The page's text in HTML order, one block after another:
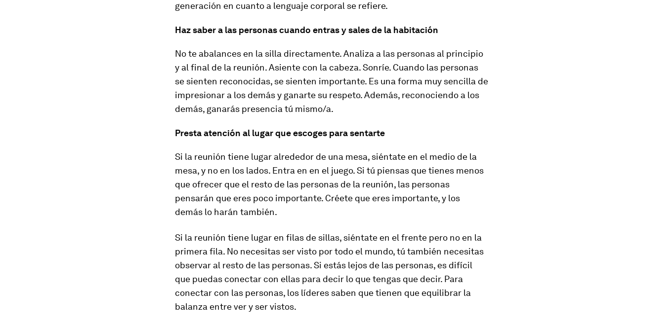
generación en cuanto a lenguaje corporal se refiere.
Haz saber a las personas cuando entras y sales de la habitación
No te abalances en la silla directamente. Analiza a las personas al principio
y al final de la reunión. Asiente con la cabeza. Sonríe. Cuando las personas
se sienten reconocidas, se sienten importante. Es una forma muy sencilla de
impresionar a los demás y ganarte su respeto. Además, reconociendo a los
demás, ganarás presencia tú mismo/a.
Presta atención al lugar que escoges para sentarte
Si la reunión tiene lugar alrededor de una mesa, siéntate en el medio de la
mesa, y no en los lados. Entra en en el juego. Si tú piensas que tienes menos
que ofrecer que el resto de las personas de la reunión, las personas
pensarán que eres poco importante. Créete que eres importante, y los
demás lo harán también.
Si la reunión tiene lugar en filas de sillas, siéntate en el frente pero no en la
primera fila. No necesitas ser visto por todo el mundo, tú también necesitas
observar al resto de las personas. Si estás lejos de las personas, es difícil
que puedas conectar con ellas para decir lo que tengas que decir. Para
conectar con las personas, los líderes saben que tienen que equilibrar la
balanza entre ver y ser vistos.